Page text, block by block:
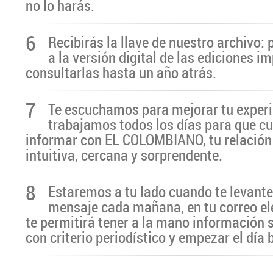
no lo harás.
6 Recibirás la llave de nuestro archivo:
a la versión digital de las ediciones
consultarlas hasta un año atrás.
7 Te escuchamos para mejorar tu
trabajamos todos los días para que
informar con EL COLOMBIANO, tu
intuitiva, cercana y sorprendente.
8 Estaremos a tu lado cuando te
mensaje cada mañana, en tu correo
te permitirá tener a la mano información
con criterio periodístico y empezar el día